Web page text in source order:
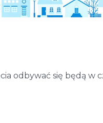
odbywać się będą w